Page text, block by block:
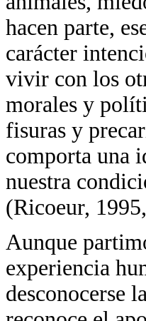
hacen parte,
carácter
vivir con los
morales y
fisuras y
comporta una
nuestra
(Ricoeur,
Aunque
experiencia
desconocerse